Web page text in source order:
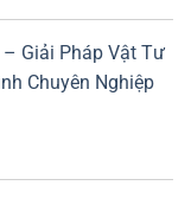
Giải Pháp Vật Tư
Chuyên Nghiệp